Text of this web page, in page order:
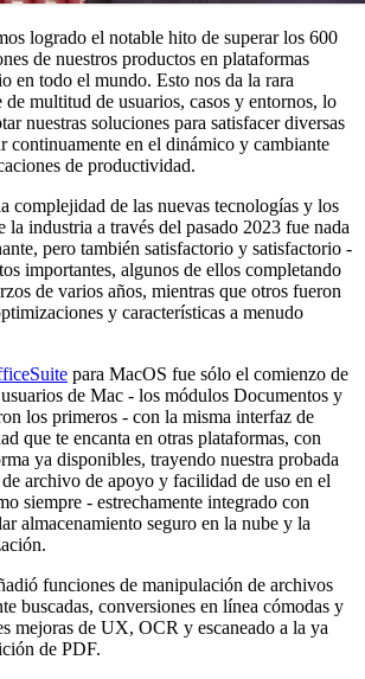
logrado el notable hito de superar los 600
de nuestros productos en plataformas
en todo el mundo. Esto nos da la rara
de multitud de usuarios, casos y entornos, lo
nuestras soluciones para satisfacer diversas
continuamente en el dinámico y cambiante
de productividad.
complejidad de las nuevas tecnologías y los
la industria a través del pasado 2023 fue nada
pero también satisfactorio y satisfactorio -
importantes, algunos de ellos completando
de varios años, mientras que otros fueron
y características a menudo
para MacOS fue sólo el comienzo de
de Mac - los módulos Documentos y
los primeros - con la misma interfaz de
que te encanta en otras plataformas, con
ya disponibles, trayendo nuestra probada
archivo de apoyo y facilidad de uso en el
siempre - estrechamente integrado con
almacenamiento seguro en la nube y la
funciones de manipulación de archivos
buscadas, conversiones en línea cómodas y
mejoras de UX, OCR y escaneado a la ya
de PDF.